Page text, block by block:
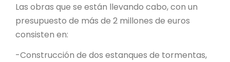
Las obras que se están llevando cabo, con un
presupuesto de más de 2 millones de euros
consisten en:
-Construcción de dos estanques de tormentas,